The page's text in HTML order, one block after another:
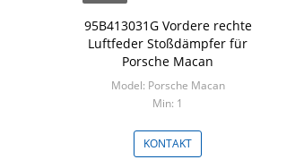
95B413031G Vordere rechte
Luftfeder Stoßdämpfer für
Porsche Macan
Model: Porsche Macan
Min: 1
KONTAKT